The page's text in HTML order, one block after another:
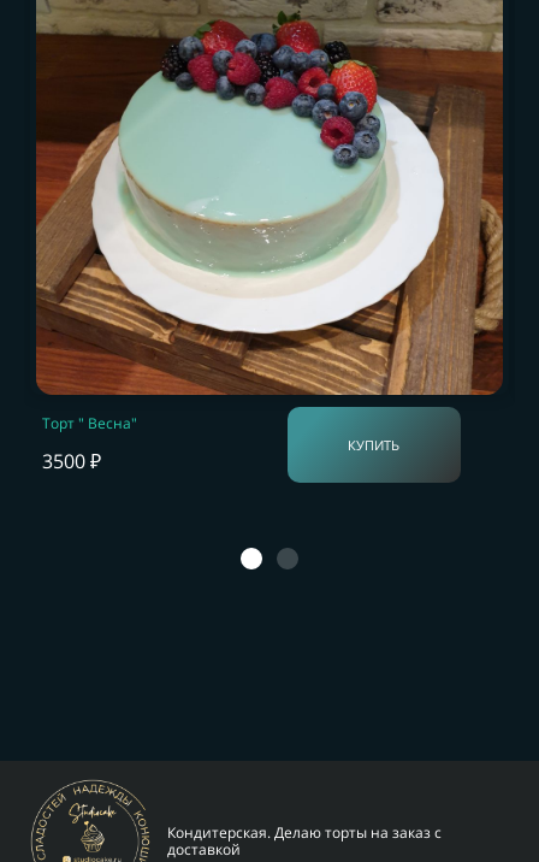
Торт " Весна"
3500 ₽
КУПИТЬ
Кондитерская. Делаю торты на заказ с
доставкой